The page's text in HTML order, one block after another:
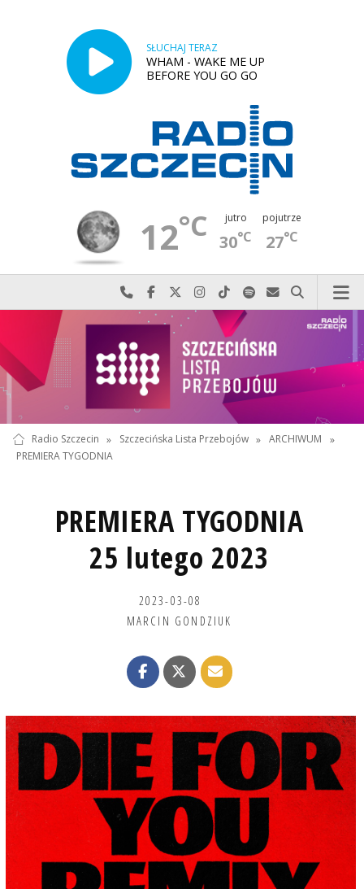
SŁUCHAJ TERAZ
WHAM - WAKE ME UP
BEFORE YOU GO GO
12°C jutro
30°C
pojutrze
27°C
Najlepiej po prostu do nas zadzwoń
Odwiedź nas na Facebook-u
Odwiedź nas na X
Odwiedź nas na Instagram-ie
Odwiedź nas na TikTok-u
Szukaj nas na Spotify
Wyślij do nas
Szukaj
Radio Szczecin » Szczecińska Lista Przebojów » ARCHIWUM
»
PREMIERA TYGODNIA
PREMIERA TYGODNIA
25 lutego 2023
2023-03-08
MARCIN GONDZIUK